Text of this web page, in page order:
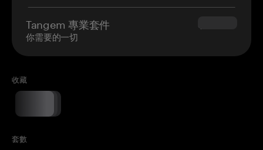
Tangem 專業套件
你需要的一切
$180.00
收藏
套數